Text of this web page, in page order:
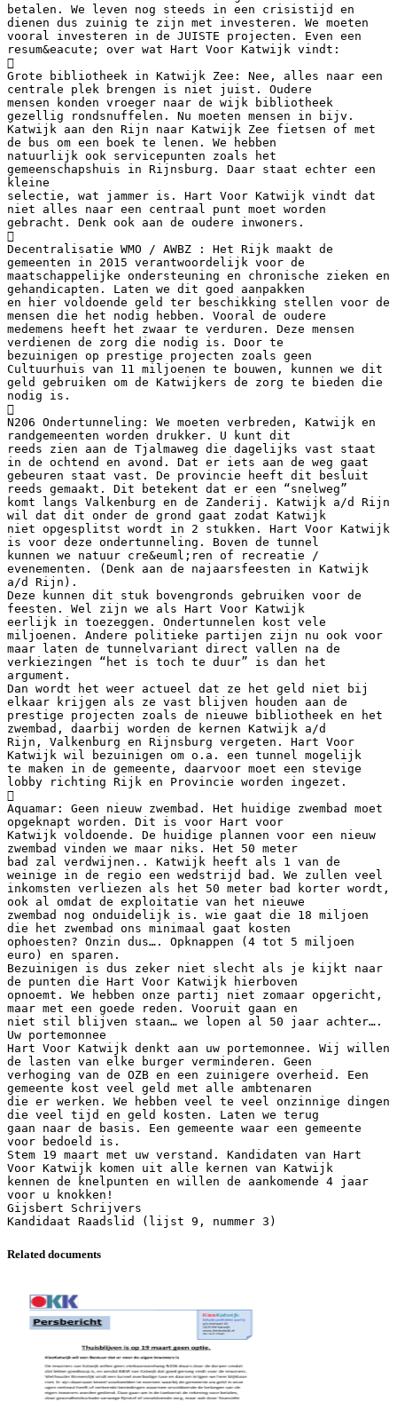
betalen. We leven nog steeds in een crisistijd en
dienen dus zuinig te zijn met investeren. We moeten
vooral investeren in de JUISTE projecten. Even een
resum&eacute; over wat Hart Voor Katwijk vindt:

Grote bibliotheek in Katwijk Zee: Nee, alles naar een
centrale plek brengen is niet juist. Oudere
mensen konden vroeger naar de wijk bibliotheek
gezellig rondsnuffelen. Nu moeten mensen in bijv.
Katwijk aan den Rijn naar Katwijk Zee fietsen of met
de bus om een boek te lenen. We hebben
natuurlijk ook servicepunten zoals het
gemeenschapshuis in Rijnsburg. Daar staat echter een
kleine
selectie, wat jammer is. Hart Voor Katwijk vindt dat
niet alles naar een centraal punt moet worden
gebracht. Denk ook aan de oudere inwoners.

Decentralisatie WMO / AWBZ : Het Rijk maakt de
gemeenten in 2015 verantwoordelijk voor de
maatschappelijke ondersteuning en chronische zieken en
gehandicapten. Laten we dit goed aanpakken
en hier voldoende geld ter beschikking stellen voor de
mensen die het nodig hebben. Vooral de oudere
medemens heeft het zwaar te verduren. Deze mensen
verdienen de zorg die nodig is. Door te
bezuinigen op prestige projecten zoals geen
Cultuurhuis van 11 miljoenen te bouwen, kunnen we dit
geld gebruiken om de Katwijkers de zorg te bieden die
nodig is.

N206 Ondertunneling: We moeten verbreden, Katwijk en
randgemeenten worden drukker. U kunt dit
reeds zien aan de Tjalmaweg die dagelijks vast staat
in de ochtend en avond. Dat er iets aan de weg gaat
gebeuren staat vast. De provincie heeft dit besluit
reeds gemaakt. Dit betekent dat er een “snelweg”
komt langs Valkenburg en de Zanderij. Katwijk a/d Rijn
wil dat dit onder de grond gaat zodat Katwijk
niet opgesplitst wordt in 2 stukken. Hart Voor Katwijk
is voor deze ondertunneling. Boven de tunnel
kunnen we natuur cre&euml;ren of recreatie /
evenementen. (Denk aan de najaarsfeesten in Katwijk
a/d Rijn).
Deze kunnen dit stuk bovengronds gebruiken voor de
feesten. Wel zijn we als Hart Voor Katwijk
eerlijk in toezeggen. Ondertunnelen kost vele
miljoenen. Andere politieke partijen zijn nu ook voor
maar laten de tunnelvariant direct vallen na de
verkiezingen “het is toch te duur” is dan het
argument.
Dan wordt het weer actueel dat ze het geld niet bij
elkaar krijgen als ze vast blijven houden aan de
prestige projecten zoals de nieuwe bibliotheek en het
zwembad, daarbij worden de kernen Katwijk a/d
Rijn, Valkenburg en Rijnsburg vergeten. Hart Voor
Katwijk wil bezuinigen om o.a. een tunnel mogelijk
te maken in de gemeente, daarvoor moet een stevige
lobby richting Rijk en Provincie worden ingezet.

Aquamar: Geen nieuw zwembad. Het huidige zwembad moet
opgeknapt worden. Dit is voor Hart voor
Katwijk voldoende. De huidige plannen voor een nieuw
zwembad vinden we maar niks. Het 50 meter
bad zal verdwijnen.. Katwijk heeft als 1 van de
weinige in de regio een wedstrijd bad. We zullen veel
inkomsten verliezen als het 50 meter bad korter wordt,
ook al omdat de exploitatie van het nieuwe
zwembad nog onduidelijk is. wie gaat die 18 miljoen
die het zwembad ons minimaal gaat kosten
ophoesten? Onzin dus…. Opknappen (4 tot 5 miljoen
euro) en sparen.
Bezuinigen is dus zeker niet slecht als je kijkt naar
de punten die Hart Voor Katwijk hierboven
opnoemt. We hebben onze partij niet zomaar opgericht,
maar met een goede reden. Vooruit gaan en
niet stil blijven staan… we lopen al 50 jaar achter….
Uw portemonnee
Hart Voor Katwijk denkt aan uw portemonnee. Wij willen
de lasten van elke burger verminderen. Geen
verhoging van de OZB en een zuinigere overheid. Een
gemeente kost veel geld met alle ambtenaren
die er werken. We hebben veel te veel onzinnige dingen
die veel tijd en geld kosten. Laten we terug
gaan naar de basis. Een gemeente waar een gemeente
voor bedoeld is.
Stem 19 maart met uw verstand. Kandidaten van Hart
Voor Katwijk komen uit alle kernen van Katwijk
kennen de knelpunten en willen de aankomende 4 jaar
voor u knokken!
Gijsbert Schrijvers
Related documents